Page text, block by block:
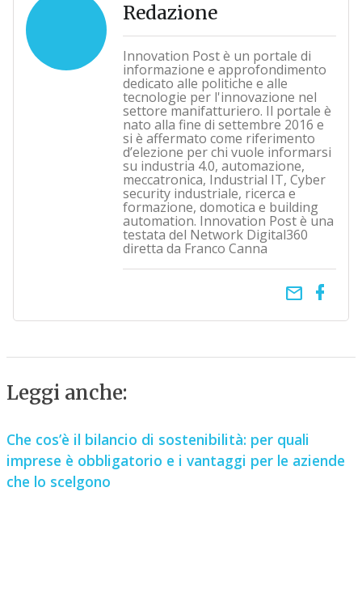
Redazione
Innovation Post è un portale di
informazione e approfondimento
dedicato alle politiche e alle
tecnologie per l'innovazione nel
settore manifatturiero. Il portale è
nato alla fine di settembre 2016 e
si è affermato come riferimento
d’elezione per chi vuole informarsi
su industria 4.0, automazione,
meccatronica, Industrial IT, Cyber
security industriale, ricerca e
formazione, domotica e building
automation. Innovation Post è una
testata del Network Digital360
diretta da Franco Canna
email
Leggi anche:
Che cos’è il bilancio di sostenibilità: per quali
imprese è obbligatorio e i vantaggi per le aziende
che lo scelgono